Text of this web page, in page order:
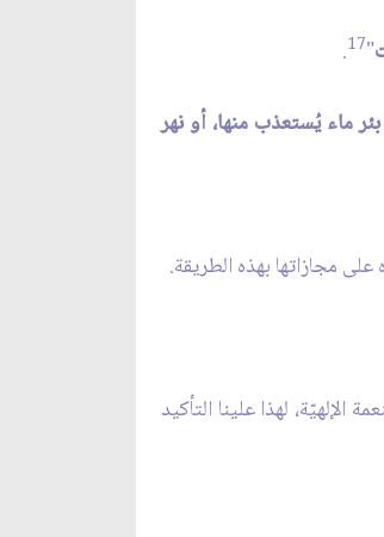
"
17
.
ماء يُستعذب منها، أو نهر
على مجازاتها بهذه الطريقة.
لهذا علينا التأكيد